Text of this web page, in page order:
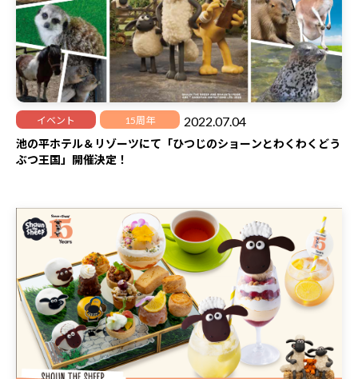
イベント 15周年 2022.07.04
池の平ホテル＆リゾーツにて「ひつじのショーンとわくわくどう
ぶつ王国」開催決定！